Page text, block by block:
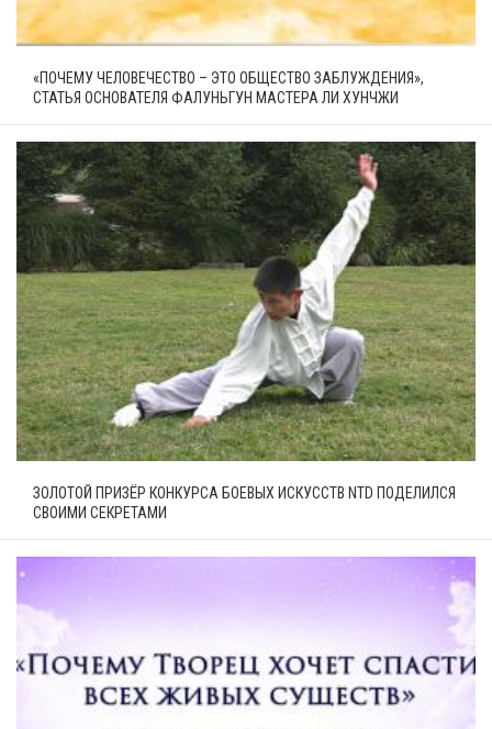
«ПОЧЕМУ ЧЕЛОВЕЧЕСТВО – ЭТО ОБЩЕСТВО ЗАБЛУЖДЕНИЯ»,
СТАТЬЯ ОСНОВАТЕЛЯ ФАЛУНЬГУН МАСТЕРА ЛИ ХУНЧЖИ
ЗОЛОТОЙ ПРИЗЁР КОНКУРСА БОЕВЫХ ИСКУССТВ NTD ПОДЕЛИЛСЯ
СВОИМИ СЕКРЕТАМИ